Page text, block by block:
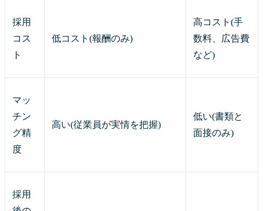
採用
コス
ト
低コスト(報酬のみ)
高コスト(手
数料、広告費
など)
マッ
チン
グ精
度
高い(従業員が実情を把握)
低い(書類と
面接のみ)
採用